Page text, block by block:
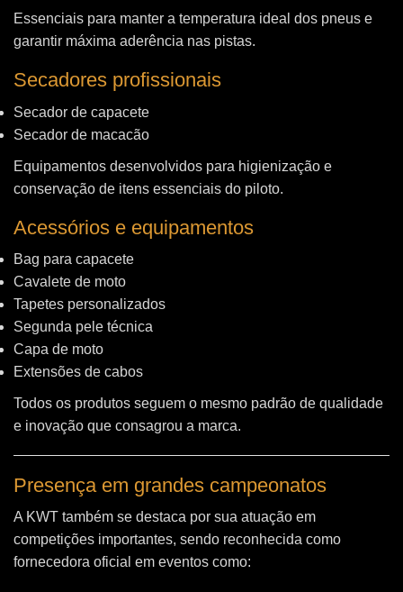
Essenciais para manter a temperatura ideal dos pneus e
garantir máxima aderência nas pistas.
Secadores profissionais
Secador de capacete
Secador de macacão
Equipamentos desenvolvidos para higienização e
conservação de itens essenciais do piloto.
Acessórios e equipamentos
Bag para capacete
Cavalete de moto
Tapetes personalizados
Segunda pele técnica
Capa de moto
Extensões de cabos
Todos os produtos seguem o mesmo padrão de qualidade
e inovação que consagrou a marca.
Presença em grandes campeonatos
A KWT também se destaca por sua atuação em
competições importantes, sendo reconhecida como
fornecedora oficial em eventos como: